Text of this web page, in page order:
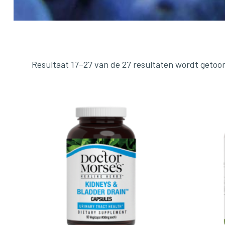
Resultaat 17–27 van de 27 resultaten wordt